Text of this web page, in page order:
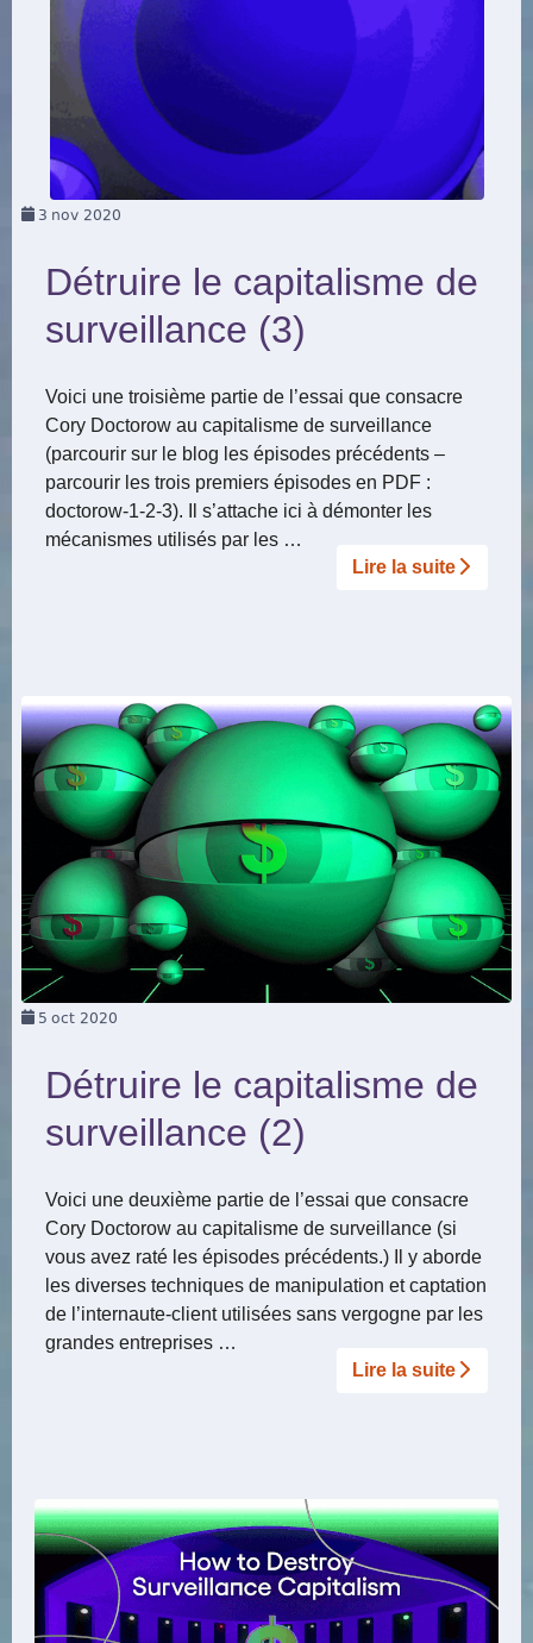
3 nov 2020
Détruire le capitalisme de
surveillance (3)
Voici une troisième partie de l’essai que consacre
Cory Doctorow au capitalisme de surveillance
(parcourir sur le blog les épisodes précédents –
parcourir les trois premiers épisodes en PDF :
doctorow-1-2-3). Il s’attache ici à démonter les
mécanismes utilisés par les …
Lire la suite­­
5 oct 2020
Détruire le capitalisme de
surveillance (2)
Voici une deuxième partie de l’essai que consacre
Cory Doctorow au capitalisme de surveillance (si
vous avez raté les épisodes précédents.) Il y aborde
les diverses techniques de manipulation et captation
de l’internaute-client utilisées sans vergogne par les
grandes entreprises …
Lire la suite­­